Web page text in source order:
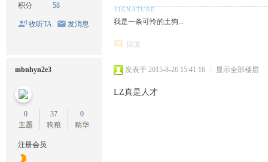
积分 58
收听TA 发消息 我是一条可怜的土狗...
回复
mbnhyn2e3
0
主题
37
狗粮
0
精华
注册会员
发表于 2015-8-26 15:41:16 | 显示全部楼层
LZ真是人才